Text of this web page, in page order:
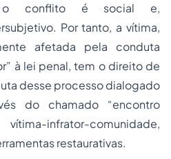
o conflito é social e,
Por tanto, a vítima,
afetada pela conduta
à lei penal, tem o direito de
desse processo dialogado
do chamado “encontro
infrator-comunidade,
restaurativas.